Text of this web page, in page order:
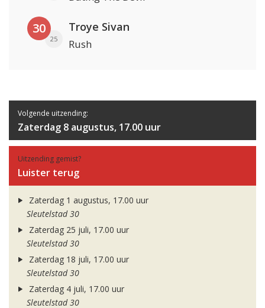
30
25
Troye Sivan
Rush
Volgende uitzending:
Zaterdag 8 augustus, 17.00 uur
Uitzending gemist?
Luister terug
Zaterdag 1 augustus, 17.00 uur
Sleutelstad 30
Zaterdag 25 juli, 17.00 uur
Sleutelstad 30
Zaterdag 18 juli, 17.00 uur
Sleutelstad 30
Zaterdag 4 juli, 17.00 uur
Sleutelstad 30